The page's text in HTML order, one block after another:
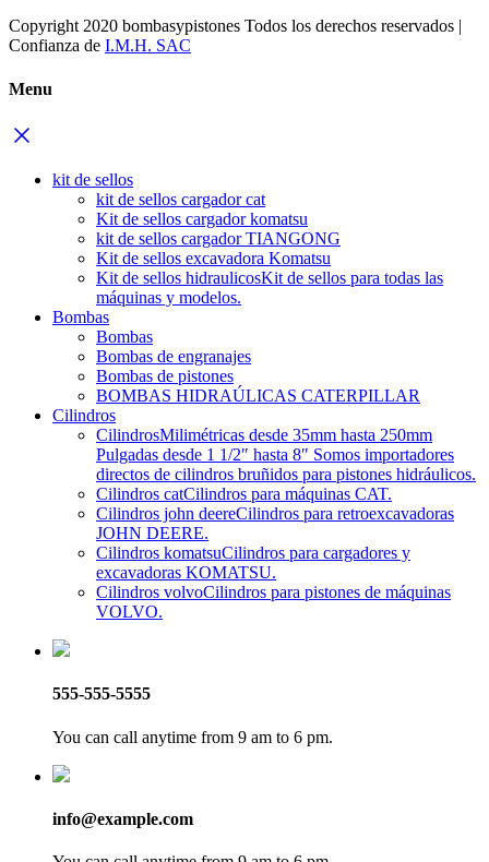
Copyright 2020 bombasypistones Todos los derechos reservados |
Confianza de I.M.H. SAC
Menu
kit de sellos
kit de sellos cargador cat
Kit de sellos cargador komatsu
kit de sellos cargador TIANGONG
Kit de sellos excavadora Komatsu
Kit de sellos hidraulicosKit de sellos para todas las
máquinas y modelos.
Bombas
Bombas
Bombas de engranajes
Bombas de pistones
BOMBAS HIDRAÚLICAS CATERPILLAR
Cilindros
CilindrosMilimétricas desde 35mm hasta 250mm
Pulgadas desde 1 1/2″ hasta 8″ Somos importadores
directos de cilindros bruñidos para pistones hidráulicos.
Cilindros catCilindros para máquinas CAT.
Cilindros john deereCilindros para retroexcavadoras
JOHN DEERE.
Cilindros komatsuCilindros para cargadores y
excavadoras KOMATSU.
Cilindros volvoCilindros para pistones de máquinas
VOLVO.
555-555-5555
You can call anytime from 9 am to 6 pm.
info@example.com